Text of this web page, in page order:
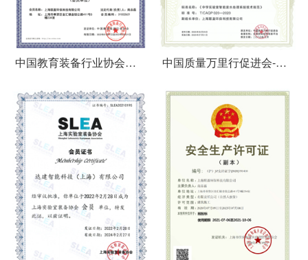
中国教育装备行业协会
（上海）-会员证书
中国质量万里行促进会-团